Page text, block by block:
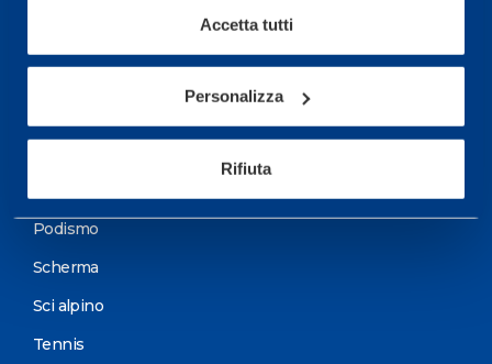
Accetta tutti
Personalizza
Rifiuta
Podismo
Scherma
Sci alpino
Tennis